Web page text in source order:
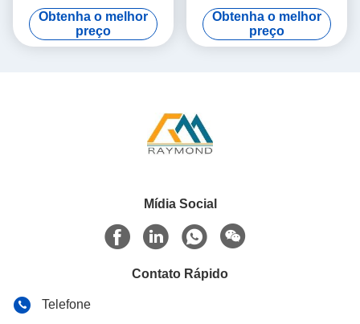
quentes do aço da tira de
SGCC SGCD JIS G3302
zinco de aço
Obtenha o melhor
preço
Aço Galvanizado a Quente
Obtenha o melhor
preço
Mídia Social
Contato Rápido
Telefone